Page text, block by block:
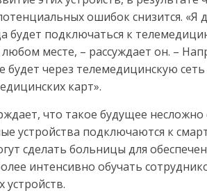
ошибок снизится. «Я
будет подключаться к
месте, – рассуждает он. –
через телемедицинскую
карт».
что такое будущее несложно
устройства подключаются к
сделать больницы для
интенсивно обучать